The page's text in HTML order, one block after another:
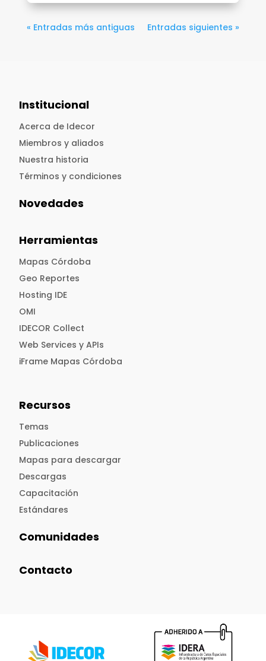
« Entradas más antiguas Entradas siguientes »
Institucional
Acerca de Idecor
Miembros y aliados
Nuestra historia
Términos y condiciones
Novedades
Herramientas
Mapas Córdoba
Geo Reportes
Hosting IDE
OMI
IDECOR Collect
Web Services y APIs
iFrame Mapas Córdoba
Recursos
Temas
Publicaciones
Mapas para descargar
Descargas
Capacitación
Estándares
Comunidades
Contacto